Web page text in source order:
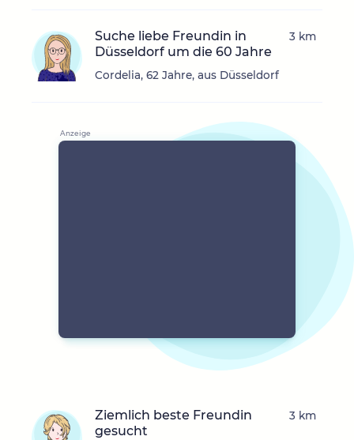
Suche liebe Freundin in
Düsseldorf um die 60 Jahre
Cordelia, 62 Jahre, aus Düsseldorf
3 km
Ziemlich beste Freundin
gesucht
3 km